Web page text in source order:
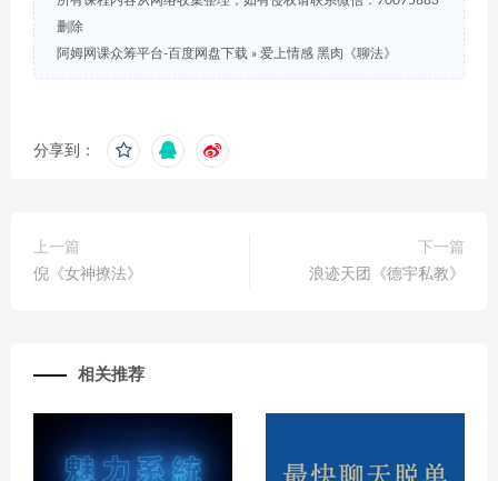
删除
阿姆网课众筹平台-百度网盘下载 » 爱上情感 黑肉《聊法》
分享到：
上一篇
倪《女神撩法》
下一篇
浪迹天团《德宇私教》
相关推荐